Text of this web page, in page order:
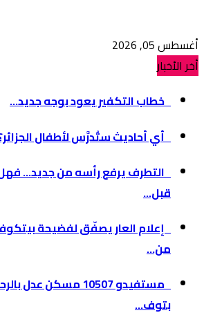
أغسطس 05, 2026
أخر الأخبار
خطاب التكفير يعود بوجه جديد...
أي أحاديث ستُدرَّس لأطفال
التطرف يرفع رأسه من جديد…
قبل...
إعلام العار يصفّق لفضيحة
من...
مستفيدو 10507 مسكن
بتوف...